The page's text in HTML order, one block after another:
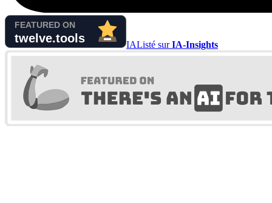
IAListé surIA-Insights